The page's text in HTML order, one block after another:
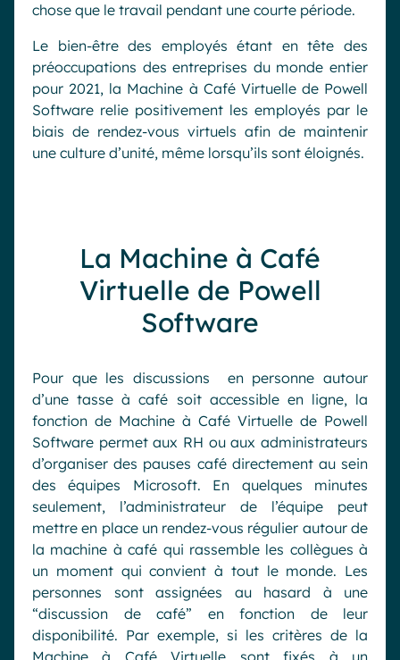
chose que le travail pendant une courte période.
Le bien-être des employés étant en tête des
préoccupations des entreprises du monde entier
pour 2021, la Machine à Café Virtuelle de Powell
Software relie positivement les employés par le
biais de rendez-vous virtuels afin de maintenir
une culture d’unité, même lorsqu’ils sont éloignés.
La Machine à Café
Virtuelle de Powell
Software
Pour que les discussions en personne autour
d’une tasse à café soit accessible en ligne, la
fonction de Machine à Café Virtuelle de Powell
Software permet aux RH ou aux administrateurs
d’organiser des pauses café directement au sein
des équipes Microsoft. En quelques minutes
seulement, l’administrateur de l’équipe peut
mettre en place un rendez-vous régulier autour de
la machine à café qui rassemble les collègues à
un moment qui convient à tout le monde. Les
personnes sont assignées au hasard à une
“discussion de café” en fonction de leur
disponibilité. Par exemple, si les critères de la
Machine à Café Virtuelle sont fixés à un